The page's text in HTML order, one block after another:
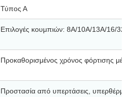
Τύπος Α
Επιλογές κουμπιών: 8A/10A/13A/16/32A
Προκαθορισμένος χρόνος φόρτισης μέσω
Προστασία από υπερτάσεις,